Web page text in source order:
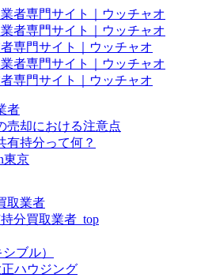
専門サイト｜ウッチャオ
専門サイト｜ウッチャオ
者
売却における注意点
有持分って何？
東京
取業者
分買取業者_top
ブル）
ハウジング